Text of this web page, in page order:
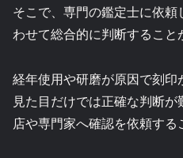
そこで、専門の鑑定士に依
わせて総合的に判断すること
経年使用や研磨が原因で刻印
見た目だけでは正確な判断
店や専門家へ確認を依頼する